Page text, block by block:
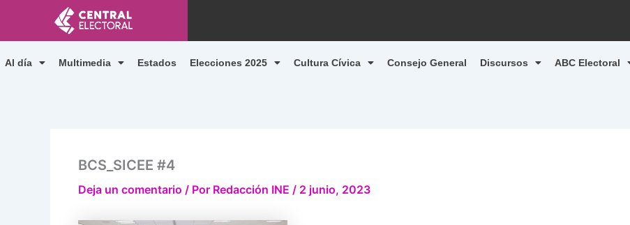
contenido
Al día Multimedia Estados Elecciones 2025 Cultura Cívica Consejo General Discursos ABC Electoral
BCS_SICEE #4
Deja un comentario / Por Redacción INE / 2 junio, 2023